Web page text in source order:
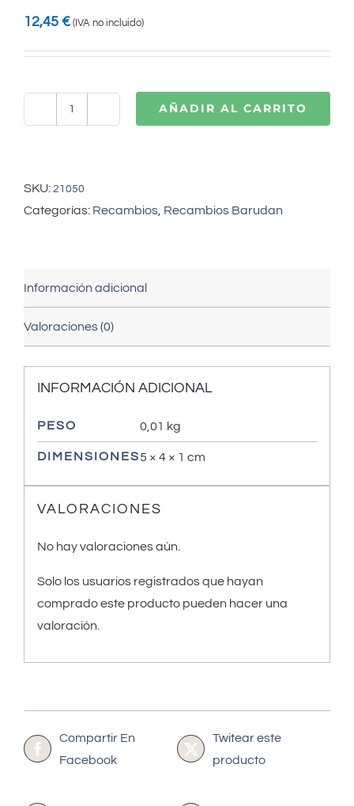
12,45 € (IVA no incluido)
ZQ
(KC270171)
AÑADIR AL CARRITO
SKU: 21050
Categorías: Recambios Recambios Barudan
Información adicional
Valoraciones (0)
INFORMACIÓN ADICIONAL
PESO 0,01 kg
DIMENSIONES5 × 4 × 1 cm
VALORACIONES
No hay valoraciones aún.
Solo los usuarios registrados que hayan
comprado este producto pueden hacer una
valoración.
Compartir En
Facebook
Twitear este
producto